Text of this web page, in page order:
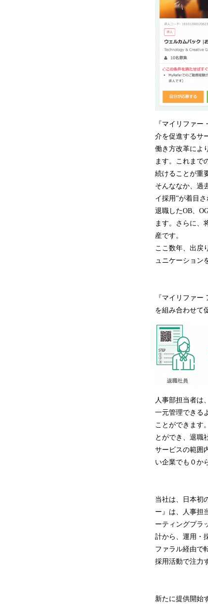
『マイリファ
介を促進するサ
働き方改革によ
ます。これまで
続けることが重
そんななか、過
イ採用”が着目さ
退職したOB、
ます。さらに、
産です。
ここ数年、出戻
ュニケーション
『マイリファ
を組み合わせて
人事部担当者は
一元管理できる
ことができます
とができ、退職
サービスの範囲
い企業でも０か
当社は、日本初
ー』は、人事担
ーティングプラ
計から、運用・
ファラル経由で
採用活動で注力
新たに提供開始